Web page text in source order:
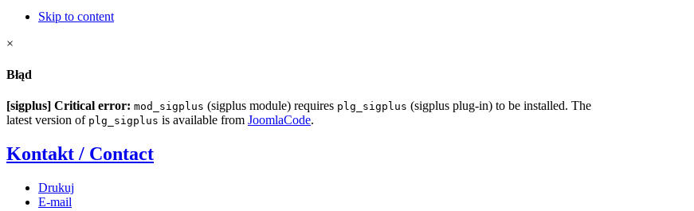
Skip to content
×
Błąd
[sigplus] Critical error: mod_sigplus (sigplus module) requires plg_sigplus (sigplus plug-in) to be installed. The
latest version of plg_sigplus is available from JoomlaCode.
Kontakt / Contact
Drukuj
E-mail